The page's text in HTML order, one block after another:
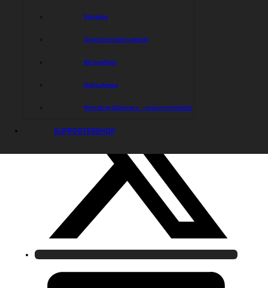
Styrelse
Ungdomsverksamhet
Bli medlem
Hejla Arena
Westbay Skippers – supporterklubb
SUPPORTERSHOP